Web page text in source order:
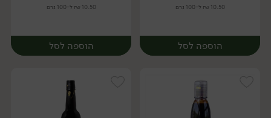
10.50 ₪ ל-100 גרם
הוספה לסל
10.50 ₪ ל-100 גרם
הוספה לסל